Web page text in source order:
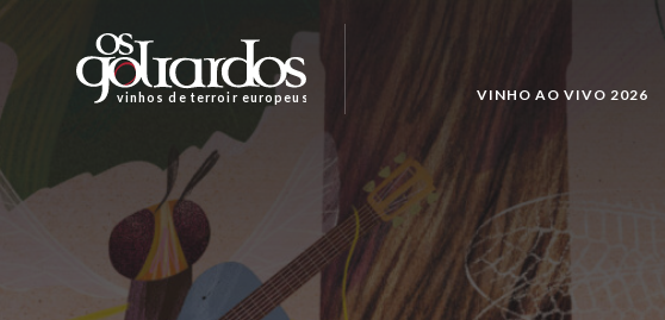
Os
Goliardos
Terroir
Europeus
vinhos de terroir europeus VINHO AO VIVO 2026